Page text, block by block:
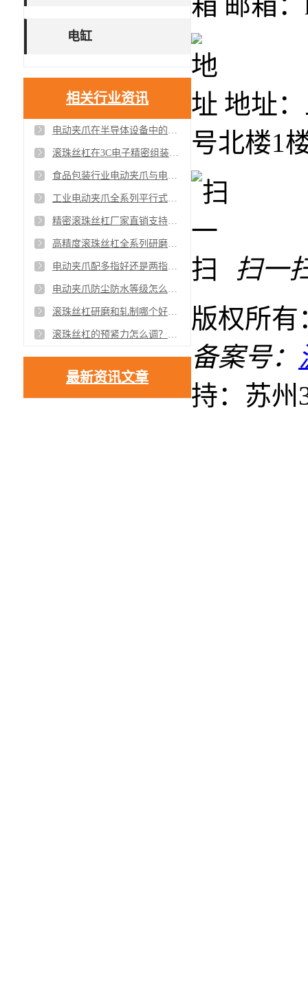
电缸
相关行业资讯
电动夹爪在半导体设备中的应用案例与精度验证
滚珠丝杠在3C电子精密组装中的应用案例与效果
食品包装行业电动夹爪与电缸应用方案安全合规
工业电动夹爪全系列平行式摆动式自适应夹爪供应
精密滚珠丝杠厂家直销支持非标定制与批量采购
高精度滚珠丝杠全系列研磨级与轧制级现货供应
电动夹爪配多指好还是两指好不同工件该怎么选择
电动夹爪防尘防水等级怎么看IP65和IP67有什么区别
滚珠丝杠研磨和轧制哪个好？精度、价格、实用性全面对比
滚珠丝杠的预紧力怎么调？对精度的影响实测对比分析
最新资讯文章
地址
号北楼1
扫一
版权所有
备案号：
持：苏州